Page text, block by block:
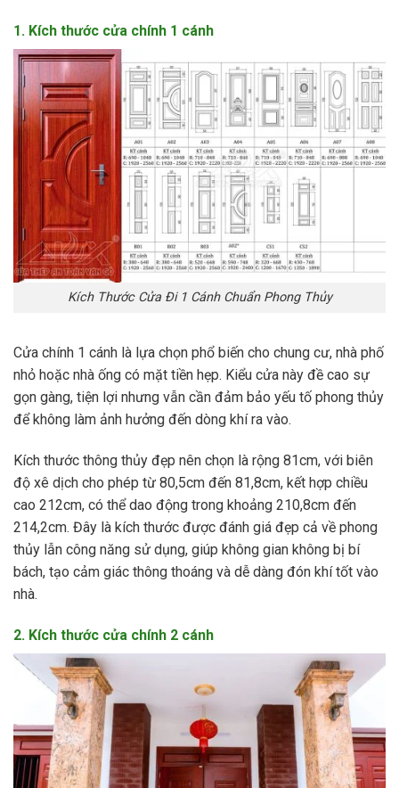
1. Kích thước cửa chính 1 cánh
Kích Thước Cửa Đi 1 Cánh Chuẩn Phong Thủy
Cửa chính 1 cánh là lựa chọn phổ biến cho chung cư, nhà phố
nhỏ hoặc nhà ống có mặt tiền hẹp. Kiểu cửa này đề cao sự
gọn gàng, tiện lợi nhưng vẫn cần đảm bảo yếu tố phong thủy
để không làm ảnh hưởng đến dòng khí ra vào.
Kích thước thông thủy đẹp nên chọn là rộng 81cm, với biên
độ xê dịch cho phép từ 80,5cm đến 81,8cm, kết hợp chiều
cao 212cm, có thể dao động trong khoảng 210,8cm đến
214,2cm. Đây là kích thước được đánh giá đẹp cả về phong
thủy lẫn công năng sử dụng, giúp không gian không bị bí
bách, tạo cảm giác thông thoáng và dễ dàng đón khí tốt vào
nhà.
2. Kích thước cửa chính 2 cánh